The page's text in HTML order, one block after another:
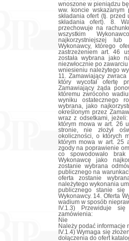
wnoszone w pieniądzu
ww. koncie wskazanym
składania ofert (tj.
składania ofert). 8.
przechowuje na
wszystkim
najkorzystniejszej lub
Wykonawcy, którego
zastrzeżeniem art. 46
została wybrana jako
niezwłocznie po
wniesieniu należytego
11. Zamawiający
który wycofał ofertę
Zamawiający żąda
któremu zwrócono
wyniku ostatecznego
wybrana, jako
określonym przez
wraz z odsetkami,
którym mowa w art. 26
stronie, nie złożył
okoliczności, o których
którym mowa w art. 25
zgody na poprawienie
co spowodowało
Wykonawcę jako
zostanie wybrana
publicznego na
oferta zostanie
należytego wykonania
publicznego stanie
Wykonawcy. 14. Oferta
wadium w sposób
IV.1.3) Przewiduje
zamówienia:
Nie
Należy podać informacje
IV.1.4) Wymaga się
dołączenia do ofert